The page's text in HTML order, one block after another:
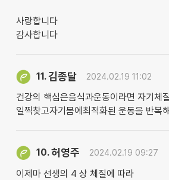
사랑합니다
감사합니다
11.김종달 2024.02.19 11:02
건강의 핵심은음식과운동이라면 자기체
일찍찾고자기몸에최적화된 운동을 반복
10.허영주 2024.02.19 09:27
이제마 선생의 4 상 체질에 따라